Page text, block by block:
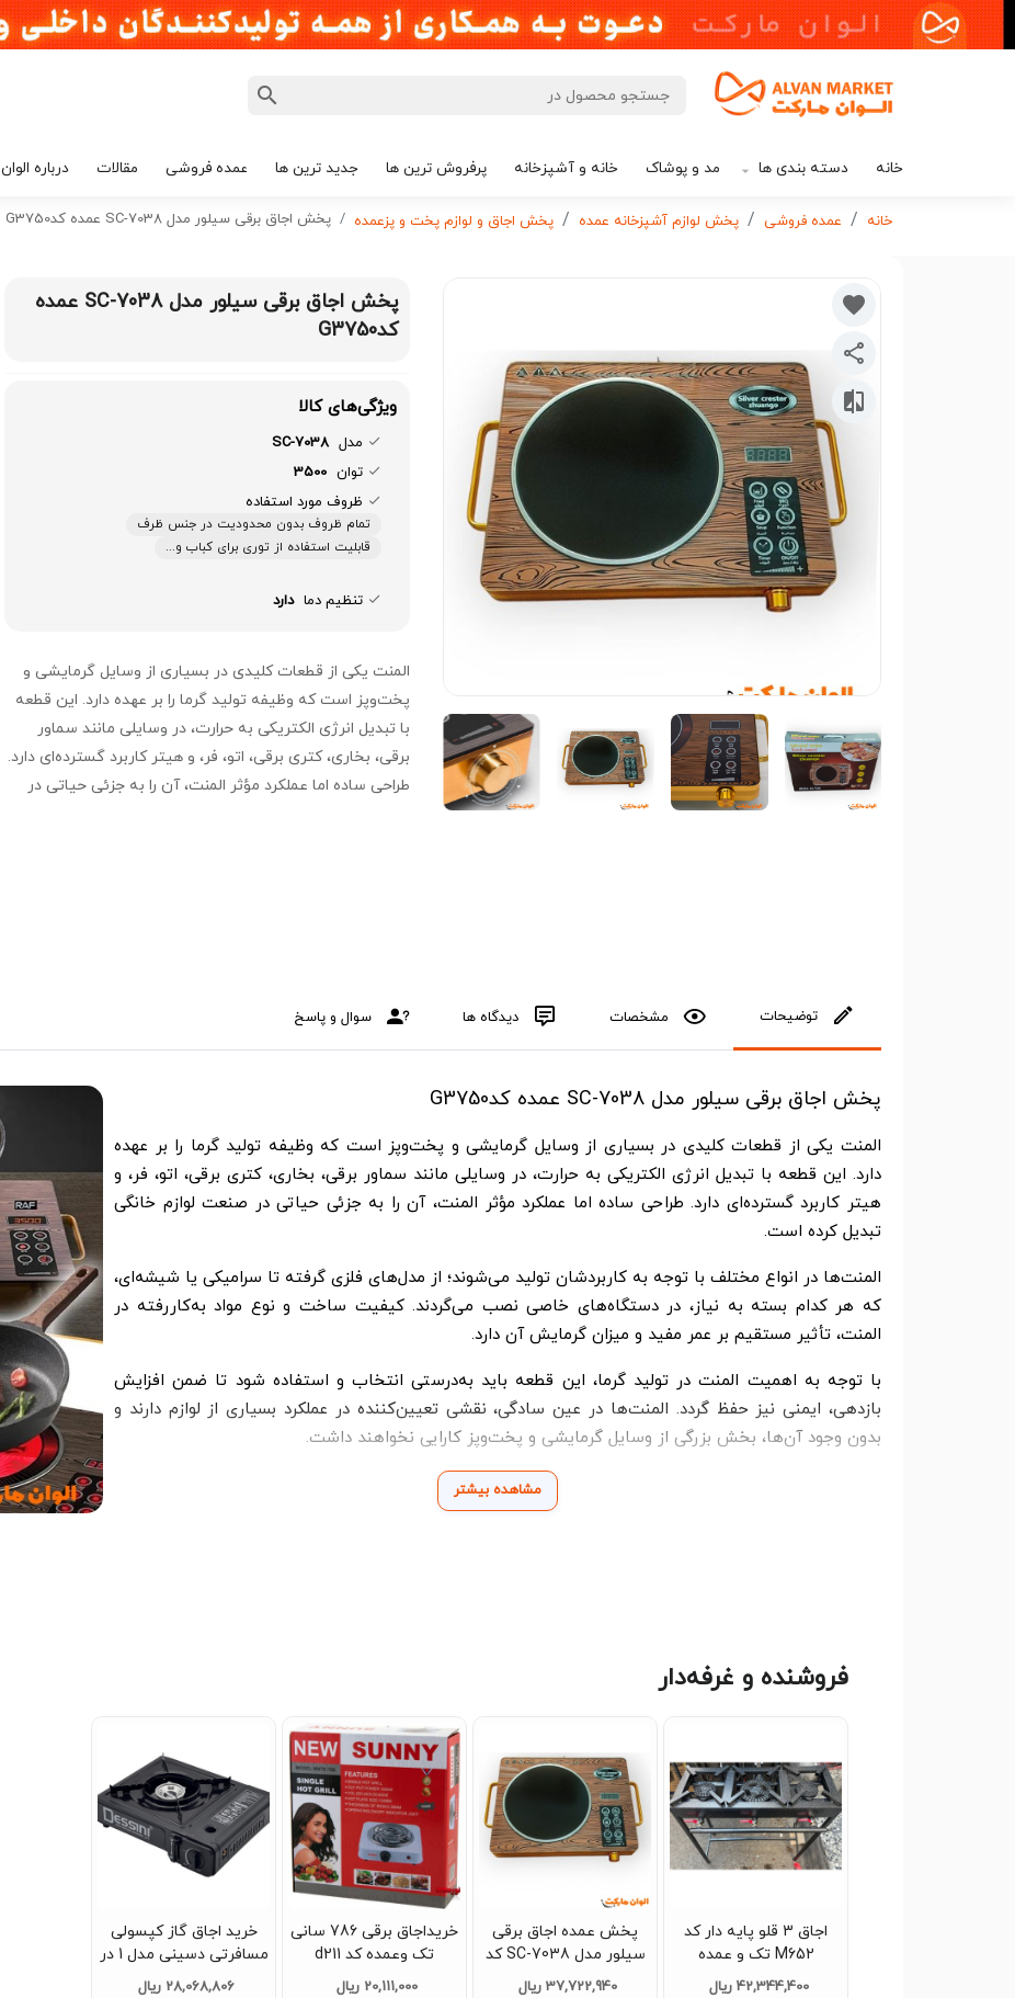
خانه دسته بندی ها مد و پوشاک خانه و آشپزخانه پرفروش ترین ها جدید ترین ها عمده فروشی مقالات درباره الوان
خانه عمده فروشی پخش لوازم آشپزخانه عمده پخش اجاق و لوازم پخت و پزعمده پخش اجاق برقی سیلور مدل SC-7038 عمده کدG3750
پخش اجاق برقی سیلور مدل SC-7038 عمده
کدG3750
ویژگی‌های کالا
مدل SC-7038
توان 3500
ظروف مورد استفاده
تمام ظروف بدون محدودیت در جنس ظرف
قابلیت استفاده از توری برای کباب و...
تنظیم دما دارد
المنت یکی از قطعات کلیدی در بسیاری از وسایل گرمایشی و
پخت‌و‌پز است که وظیفه تولید گرما را بر عهده دارد. این قطعه
با تبدیل انرژی الکتریکی به حرارت، در وسایلی مانند سماور
برقی، بخاری، کتری برقی، اتو، فر، و هیتر کاربرد گسترده‌ای دارد.
طراحی ساده اما عملکرد مؤثر المنت، آن را به جزئی حیاتی در
توضیحات مشخصات دیدگاه ها سوال و پاسخ
پخش اجاق برقی سیلور مدل SC-7038 عمده کدG3750
المنت یکی از قطعات کلیدی در بسیاری از وسایل گرمایشی و پخت‌و‌پز است که وظیفه تولید گرما را بر عهده
دارد. این قطعه با تبدیل انرژی الکتریکی به حرارت، در وسایلی مانند سماور برقی، بخاری، کتری برقی، اتو، فر، و
هیتر کاربرد گسترده‌ای دارد. طراحی ساده اما عملکرد مؤثر المنت، آن را به جزئی حیاتی در صنعت لوازم خانگی
تبدیل کرده است.
المنت‌ها در انواع مختلف با توجه به کاربردشان تولید می‌شوند؛ از مدل‌های فلزی گرفته تا سرامیکی یا شیشه‌ای،
که هر کدام بسته به نیاز، در دستگاه‌های خاصی نصب می‌گردند. کیفیت ساخت و نوع مواد به‌کاررفته در
المنت، تأثیر مستقیم بر عمر مفید و میزان گرمایش آن دارد.
با توجه به اهمیت المنت در تولید گرما، این قطعه باید به‌درستی انتخاب و استفاده شود تا ضمن افزایش
بازدهی، ایمنی نیز حفظ گردد. المنت‌ها در عین سادگی، نقشی تعیین‌کننده در عملکرد بسیاری از لوازم دارند و
بدون وجود آن‌ها، بخش بزرگی از وسایل گرمایشی و پخت‌و‌پز کارایی نخواهند داشت.
مشاهده بیشتر
فروشنده و غرفه‌دار
اجاق 3 قلو پایه دار کد
M652 تک و عمده
42,344,400 ریال
پخش عمده اجاق برقی
سیلور مدل SC-7038 کد
L148 عمده
37,722,940 ریال
خریداجاق برقی 786 سانی
تک وعمده کد d211
20,111,000 ریال
خرید اجاق گاز کپسولی
مسافرتی دسینی مدل 1 در
2 مدل NO:BTD_155A
28,068,806 ریال